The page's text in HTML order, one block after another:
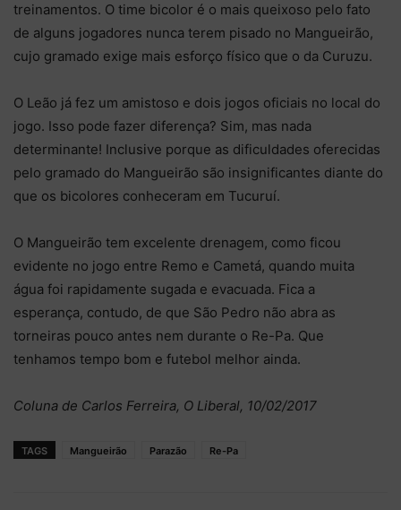
treinamentos. O time bicolor é o mais queixoso pelo fato
de alguns jogadores nunca terem pisado no Mangueirão,
cujo gramado exige mais esforço físico que o da Curuzu.
O Leão já fez um amistoso e dois jogos oficiais no local do
jogo. Isso pode fazer diferença? Sim, mas nada
determinante! Inclusive porque as dificuldades oferecidas
pelo gramado do Mangueirão são insignificantes diante do
que os bicolores conheceram em Tucuruí.
O Mangueirão tem excelente drenagem, como ficou
evidente no jogo entre Remo e Cametá, quando muita
água foi rapidamente sugada e evacuada. Fica a
esperança, contudo, de que São Pedro não abra as
torneiras pouco antes nem durante o Re-Pa. Que
tenhamos tempo bom e futebol melhor ainda.
Coluna de Carlos Ferreira, O Liberal, 10/02/2017
TAGS Mangueirão Parazão Re-Pa